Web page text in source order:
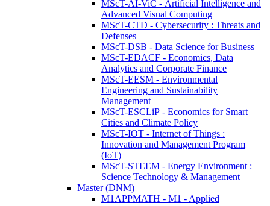
MScT-AI-ViC - Artificial Intelligence and
Advanced Visual Computing
MScT-CTD - Cybersecurity : Threats and
Defenses
MScT-DSB - Data Science for Business
MScT-EDACF - Economics, Data
Analytics and Corporate Finance
MScT-EESM - Environmental
Engineering and Sustainability
Management
MScT-ESCLiP - Economics for Smart
Cities and Climate Policy
MScT-IOT - Internet of Things :
Innovation and Management Program
(IoT)
MScT-STEEM - Energy Environment :
Science Technology & Management
Master (DNM)
M1APPMATH - M1 - Applied